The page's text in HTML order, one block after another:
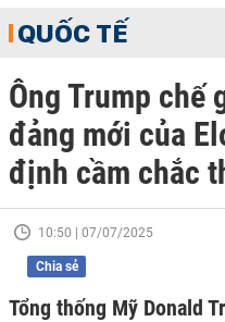
QUỐC TẾ
Ông Trump chế
đảng mới của
định cầm chắc
10:50 | 07/07/2025
Chia sẻ
Tổng thống Mỹ Donald